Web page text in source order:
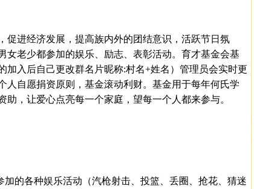
促进经济发展，提高族内外的团结意识，活跃节日氛
女老少都参加的娱乐、励志、表彰活动。育才基金会基
加入后自己更改群名片昵称:村名+姓名）管理员会实时更
人自愿捐资原则，基金滚动利财。基金用于每年何氏学
，让爱心点亮每一个家庭，望每一个人都来参与。
的各种娱乐活动（汽枪射击、投篮、丢圈、抢花、猜迷